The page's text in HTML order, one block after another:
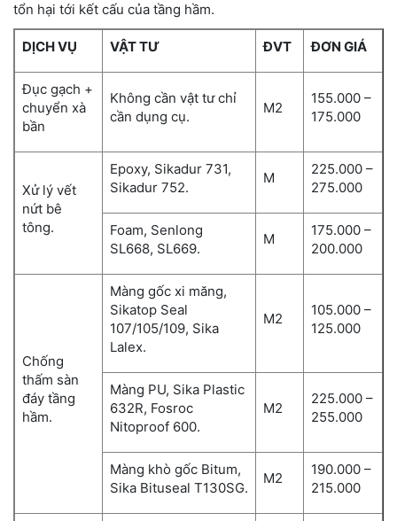
tổn hại tới kết cấu của tầng hầm.
DỊCH VỤ VẬT TƯ ĐVT ĐƠN GIÁ
Đục gạch +
chuyển xà
bần
Không cần vật tư chỉ
cần dụng cụ.
M2
155.000 –
175.000
Xử lý vết
nứt bê
tông.
Epoxy, Sikadur 731,
Sikadur 752.
M
225.000 –
275.000
Foam, Senlong
SL668, SL669.
M
175.000 –
200.000
Chống
thấm sàn
đáy tầng
hầm.
Màng gốc xi măng,
Sikatop Seal
107/105/109, Sika
Lalex.
M2
105.000 –
125.000
Màng PU, Sika Plastic
632R, Fosroc
Nitoproof 600.
M2
225.000 –
255.000
Màng khò gốc Bitum,
Sika Bituseal T130SG.
M2
190.000 –
215.000